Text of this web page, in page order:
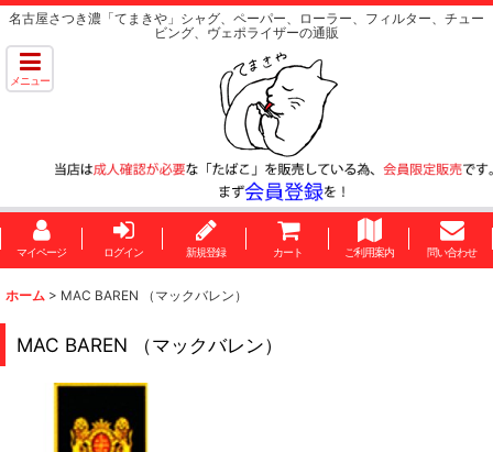
名古屋さつき濃「てまきや」シャグ、ペーパー、ローラー、フィルター、チュー
ビング、ヴェポライザーの通販
メニュー
マイページ ログイン 新規登録 カート ご利用案内 問い合わせ
ホーム > MAC BAREN （マックバレン）
MAC BAREN （マックバレン）